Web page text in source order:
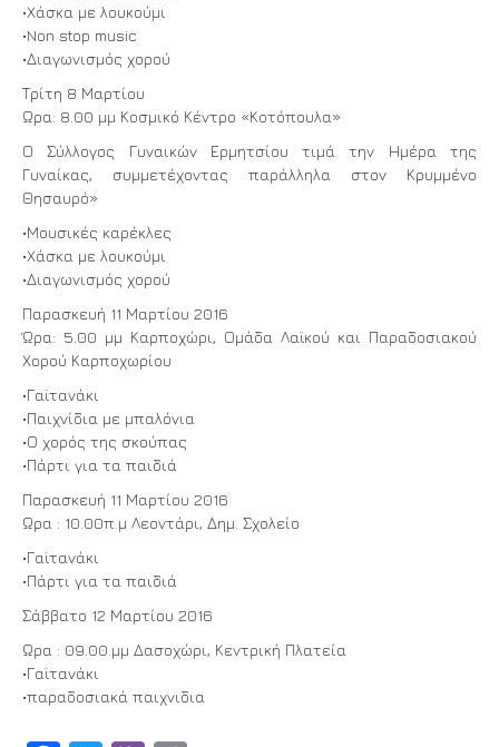
•Χάσκα με λουκούμι
•Non stop music
•Διαγωνισμός χορού
Τρίτη 8 Μαρτίου
Ωρα: 8.00 μμ Κοσμικό Κέντρο «Κοτόπουλα»
Ο Σύλλογος Γυναικών Ερμητσίου τιμά την Ημέρα της
Γυναίκας, συμμετέχοντας παράλληλα στον Κρυμμένο
Θησαυρό»
•Μουσικές καρέκλες
•Χάσκα με λουκούμι
•Διαγωνισμός χορού
Παρασκευή 11 Μαρτίου 2016
Ώρα: 5.00 μμ Καρποχώρι, Ομάδα Λαϊκού και Παραδοσιακού
Χορού Καρποχωρίου
•Γαϊτανάκι
•Παιχνίδια με μπαλόνια
•Ο χορός της σκούπας
•Πάρτι για τα παιδιά
Παρασκευή 11 Μαρτίου 2016
Ωρα : 10.00π.μ Λεοντάρι, Δημ. Σχολείο
•Γαϊτανάκι
•Πάρτι για τα παιδιά
Σάββατο 12 Μαρτίου 2016
Ωρα : 09.00.μμ Δασοχώρι, Κεντρική Πλατεία
•Γαϊτανάκι
•παραδοσιακά παιχνιδια